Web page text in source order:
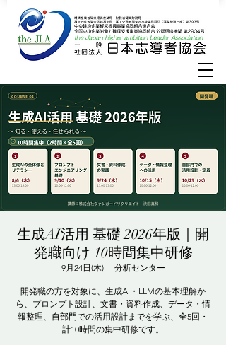
生成AI活用 基礎 2026年版｜開
発職向け 10時間集中研修
9月24日(木)
  |
分析センター
開発職の方を対象に、生成AI・LLMの基本理解か
ら、プロンプト設計、文書・資料作成、データ・情
報整理、自部門での活用設計までを学ぶ、全5回・
計10時間の集中研修です。